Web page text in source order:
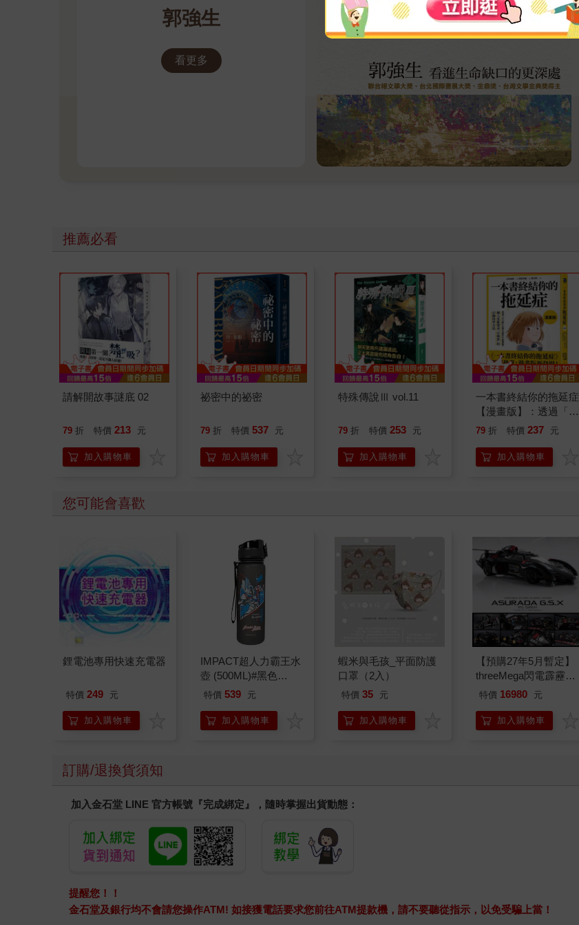
郭強生
看更多
推薦必看
請解開故事謎底 02
79 折 特價 213 元
加入購物車
祕密中的祕密
79 折 特價 537 元
加入購物車
特殊傳說Ⅲ vol.11
79 折 特價 253 元
加入購物車
一本書終結你的拖延症
【漫畫版】：透過「小
行動」打開大腦的行動
「行動派」的37個科
學方法
79 折 特價 237 元
加入購物車
您可能會喜歡
鋰電池專用快速充電器
特價 249 元
加入購物車
IMPACT超人力霸王水
壺 (500ML)#黑色
IMUTB01BK
特價 539 元
加入購物車
蝦米與毛孩_平面防護
口罩（2入）
特價 35 元
加入購物車
【預購27年5月暫定】
threeMega閃電霹靂車
VA Hi-SPEC UNITED
SIREN 黑色限定
特價 16980 元
加入購物車
訂購/退換貨須知
加入金石堂 LINE 官方帳號『完成綁定』，隨時掌握出貨動態：
提醒您！！
金石堂及銀行均不會請您操作ATM! 如接獲電話要求您前往ATM提款機，請不要聽從指示，以免受騙上當！